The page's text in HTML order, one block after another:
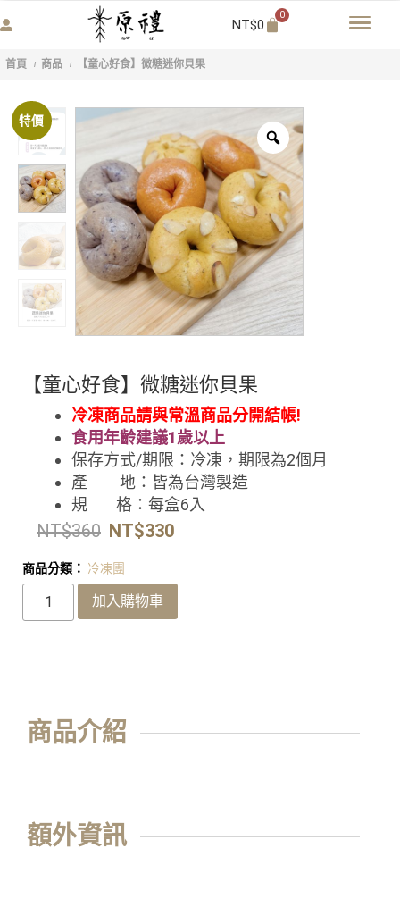
NT$0
0
首頁 / 商品 / 【童心好食】微糖迷你貝果
特價
【童心好食】微糖迷你貝果
冷凍商品請與常溫商品分開結帳!
食用年齡建議1歲以上
保存方式/期限：冷凍 ，期限為2個月
產 地：皆為台灣製造
規 格： 每盒6入
NT$360 NT$330
商品分類： 冷凍團
加入購物車
商品介紹
額外資訊